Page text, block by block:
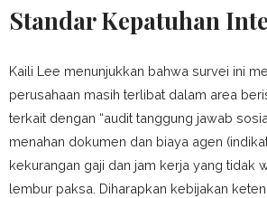
Standar Kepatuhan
Kaili Lee menunjukkan bahwa survei ini
perusahaan masih terlibat dalam area
terkait dengan “audit tanggung jawab
menahan dokumen dan biaya agen
kekurangan gaji dan jam kerja yang tidak
lembur paksa. Diharapkan kebijakan